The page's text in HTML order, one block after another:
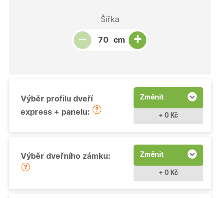
Šířka
−
Snížit množství
Počet kusů
cm +
Zvýšit množství
Výběr profilu dveří
express + panelu:
Změnit
+ 0 Kč
Výběr dveřního zámku: Změnit
+ 0 Kč